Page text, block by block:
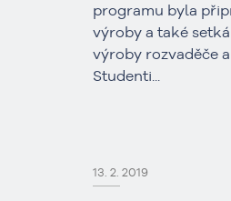
programu byla
výroby a také
výroby rozvaděče
Studenti...
13. 2. 2019